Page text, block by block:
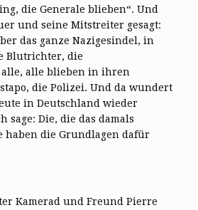
die Generale blieben“. Und
und seine Mitstreiter gesagt:
das ganze Nazigesindel, in
Blutrichter, die
alle blieben in ihren
die Polizei. Und da wundert
in Deutschland wieder
sage: Die, die das damals
haben die Grundlagen dafür
Kamerad und Freund Pierre